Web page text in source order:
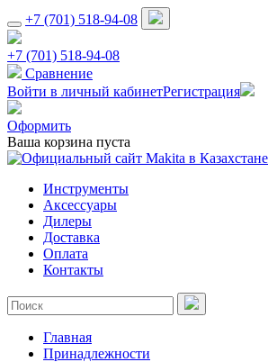
+7 (701) 518-94-08
+7 (701) 518-94-08
Сравнение
Войти в личный кабинетРегистрация
Оформить
Ваша корзина пуста
Инструменты
Аксессуары
Дилеры
Доставка
Оплата
Контакты
Главная
Принадлежности